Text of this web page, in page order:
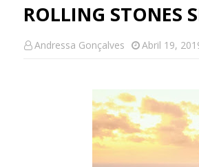
ROLLING STONES
Andressa Gonçalves Abril 19,